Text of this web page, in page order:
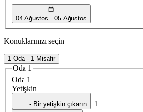
04 Ağustos 05 Ağustos
Konuklarınızı seçin
1 Oda - 1 Misafir
Oda 1
Oda 1
Yetişkin
- Bir yetişkin çıkarın